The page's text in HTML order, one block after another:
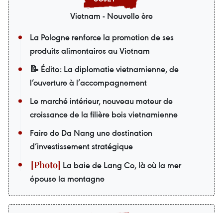
Vietnam - Nouvelle ère
La Pologne renforce la promotion de ses
produits alimentaires au Vietnam
📝 Édito: La diplomatie vietnamienne, de
l’ouverture à l’accompagnement
Le marché intérieur, nouveau moteur de
croissance de la filière bois vietnamienne
Faire de Da Nang une destination
d’investissement stratégique
La baie de Lang Co, là où la mer
épouse la montagne